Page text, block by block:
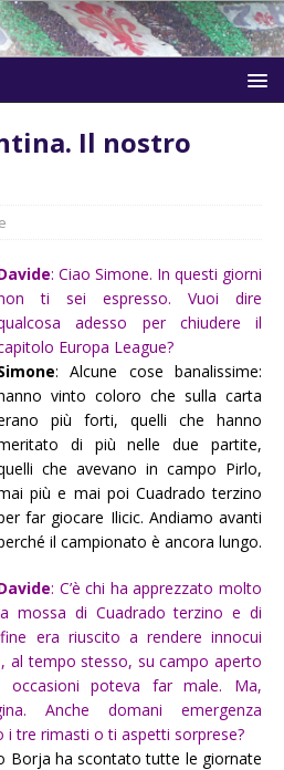
Il nostro
: Ciao Simone. In questi giorni
ti sei espresso. Vuoi dire
adesso per chiudere il
Europa League?
: Alcune cose banalissime:
vinto coloro che sulla carta
più forti, quelli che hanno
di più nelle due partite,
che avevano in campo Pirlo,
più e mai poi Cuadrado terzino
far giocare Ilicic. Andiamo avanti
il campionato è ancora lungo.
: C’è chi ha apprezzato molto
mossa di Cuadrado terzino e di
era riuscito a rendere innocui
al tempo stesso, su campo aperto
poteva far male. Ma,
Anche domani emergenza
i tre rimasti o ti aspetti sorprese?
Borja ha scontato tutte le giornate